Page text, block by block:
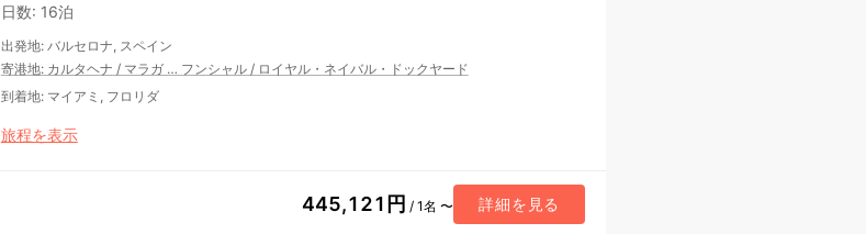
日数: 16泊
出発地: バルセロナ, スペイン
寄港地: カルタヘナ / マラガ… フンシャル/ ロイヤル・ネイバル・ドックヤード
到着地: マイアミ, フロリダ
旅程を表示
445,121円 / 1名 〜 詳細を見る